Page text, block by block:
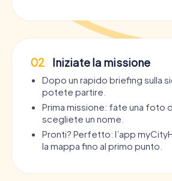
02 Iniziate la missione
Dopo un rapido briefing sulla
potete partire.
Prima missione: fate una foto
scegliete un nome.
Pronti? Perfetto: l’app
la mappa fino al primo punto.